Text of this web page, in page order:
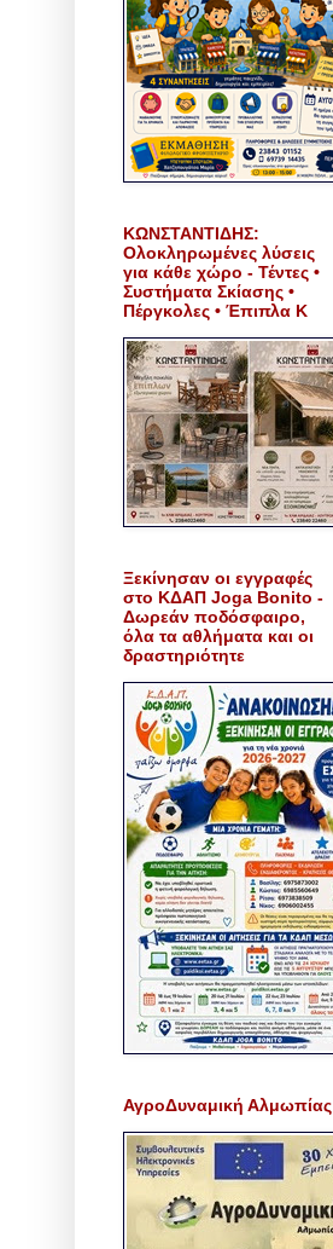
ΚΩΝΣΤΑΝΤΙΔΗΣ:
Ολοκληρωμένες λύσεις
για κάθε χώρο - Τέντες •
Συστήματα Σκίασης •
Πέργκολες • Έπιπλα Κ
Ξεκίνησαν οι εγγραφές
στο ΚΔΑΠ Joga Bonito -
Δωρεάν ποδόσφαιρο,
όλα τα αθλήματα και οι
δραστηριότητε
ΑγροΔυναμική Αλμωπίας